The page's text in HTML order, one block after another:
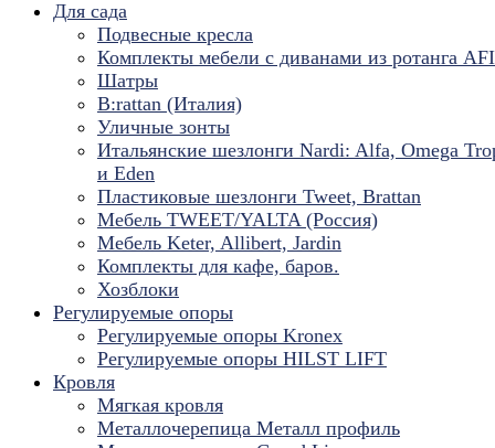
Для сада
Подвесные кресла
Комплекты мебели с диванами из ротанга
Шатры
B:rattan (Италия)
Уличные зонты
Итальянские шезлонги Nardi: Alfa, Omega
и Eden
Пластиковые шезлонги Tweet, Brattan
Мебель TWEET/YALTA (Россия)
Мебель Keter, Allibert, Jardin
Комплекты для кафе, баров.
Хозблоки
Регулируемые опоры
Регулируемые опоры Kronex
Регулируемые опоры HILST LIFT
Кровля
Мягкая кровля
Металлочерепица Металл профиль